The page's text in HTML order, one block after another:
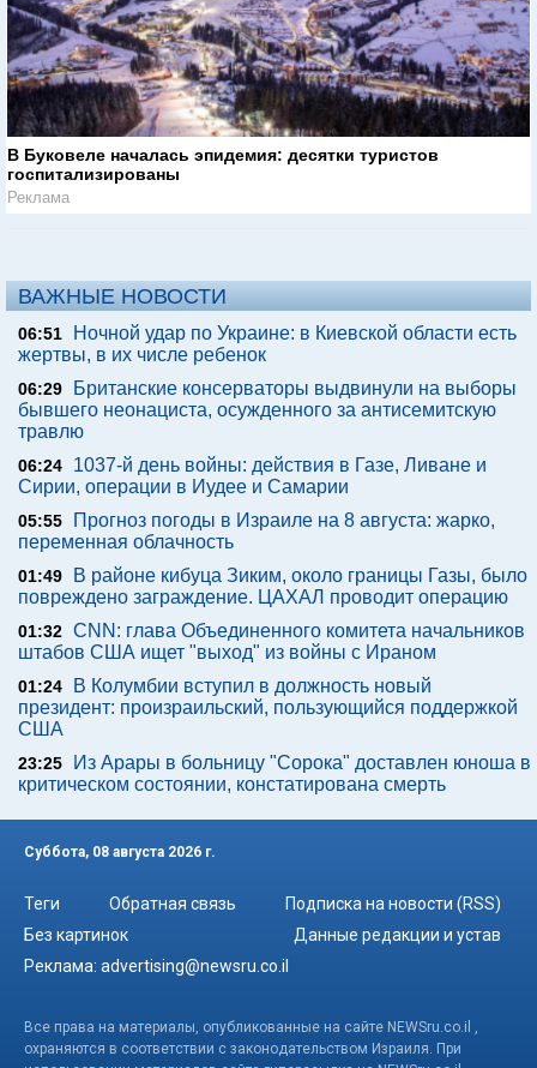
В Буковеле началась эпидемия: десятки туристов
госпитализированы
Реклама
ВАЖНЫЕ НОВОСТИ
06:51
Ночной удар по Украине: в Киевской области есть
жертвы, в их числе ребенок
06:29
Британские консерваторы выдвинули на выборы
бывшего неонациста, осужденного за антисемитскую
травлю
06:24
1037-й день войны: действия в Газе, Ливане и
Сирии, операции в Иудее и Самарии
05:55
Прогноз погоды в Израиле на 8 августа: жарко,
переменная облачность
01:49
В районе кибуца Зиким, около границы Газы, было
повреждено заграждение. ЦАХАЛ проводит операцию
01:32 CNN: глава Объединенного комитета начальников
штабов США ищет "выход" из войны с Ираном
01:24
В Колумбии вступил в должность новый
президент: произраильский, пользующийся поддержкой
США
23:25
Из Арары в больницу "Сорока" доставлен юноша в
критическом состоянии, констатирована смерть
Суббота, 08 августа 2026 г.
Теги Обратная связь
Подписка на новости (RSS)
Без картинок
Данные редакции и устав
Реклама: advertising@newsru.co.il
Все права на материалы, опубликованные на сайте NEWSru.co.il ,
охраняются в соответствии с законодательством Израиля. При